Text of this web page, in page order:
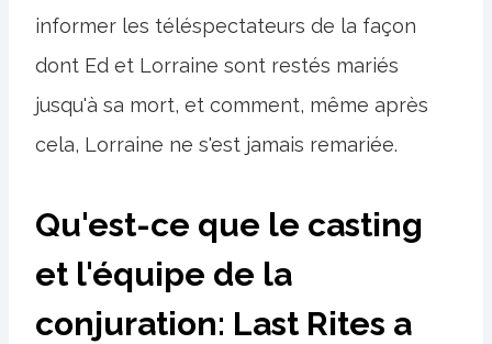
informer les téléspectateurs de la façon
dont Ed et Lorraine sont restés mariés
jusqu'à sa mort, et comment, même après
cela, Lorraine ne s'est jamais remariée.
Qu'est-ce que le casting
et l'équipe de la
conjuration: Last Rites a